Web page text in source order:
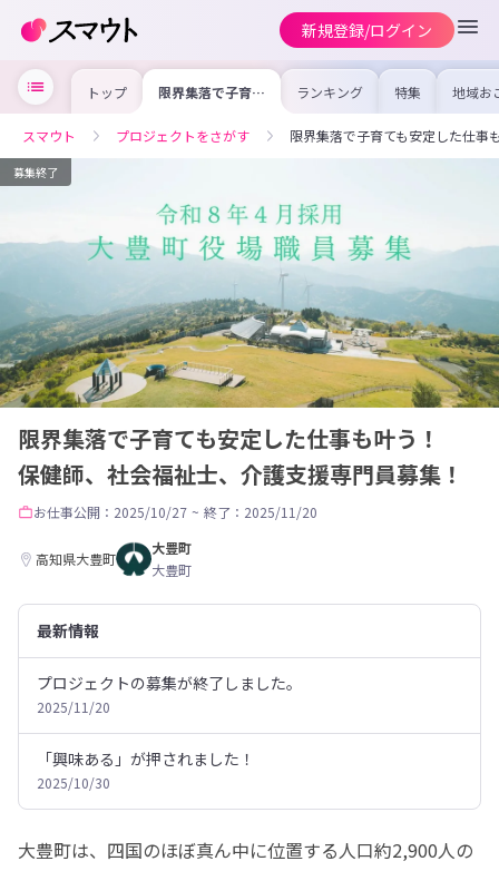
新規登録/ログイン
トップ 限界集落で子育て
も安定した仕事も
社会福祉士、介護
支援専門員募集！
ランキング 特集 地域お
の求
を集め
事内容
を比較
合った
スマウト プロジェクトをさがす 限界集落で子育ても安定した仕
募集終了
限界集落で子育ても安定した仕事も叶う！
保健師、社会福祉士、介護支援専門員募集！
お仕事公開：2025/10/27 ~ 終了：2025/11/20
高知県大豊町
大豊町
大豊町
最新情報
プロジェクトの募集が終了しました。
2025/11/20
「興味ある」が押されました！
2025/10/30
大豊町は、四国のほぼ真ん中に位置する人口約2,900人の